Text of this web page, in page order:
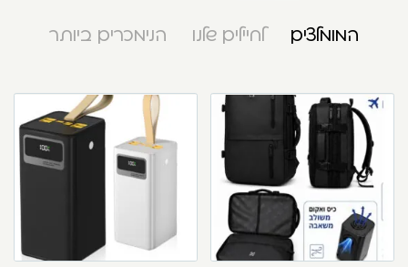
המומלצים לחיילים שלנו הנימכרים ביותר